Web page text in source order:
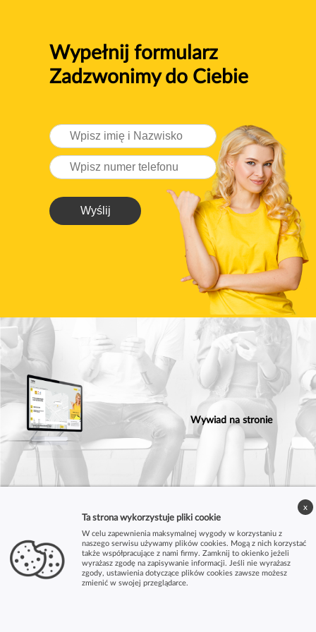
Wypełnij formularz
Zadzwonimy do Ciebie
Wyślij
Wywiad na stronie
Ta strona wykorzystuje pliki cookie
W celu zapewnienia maksymalnej wygody w korzystaniu z
naszego serwisu używamy plików cookies. Mogą z nich korzystać
także współpracujące z nami firmy. Zamknij to okienko jeżeli
wyrażasz zgodę na zapisywanie informacji. Jeśli nie wyrażasz
zgody, ustawienia dotyczące plików cookies zawsze możesz
zmienić w swojej przeglądarce.
x